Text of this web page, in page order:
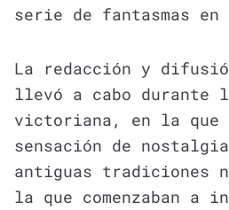
serie de fantasmas en
La redacción y
llevó a cabo durante
victoriana, en la que
sensación de
antiguas tradiciones
la que comenzaban a